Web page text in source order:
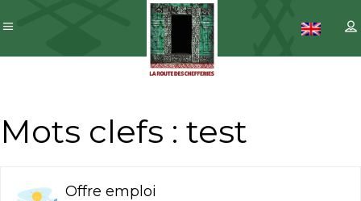
Mots clefs : test
Offre emploi